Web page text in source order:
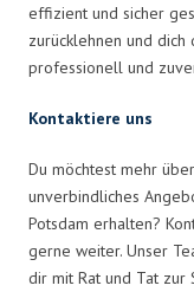
effizient und sicher
zurücklehnen und
professionell und
Kontaktiere uns
Du möchtest mehr
unverbindliches
Potsdam erhalten?
gerne weiter. Unser
dir mit Rat und Tat zur